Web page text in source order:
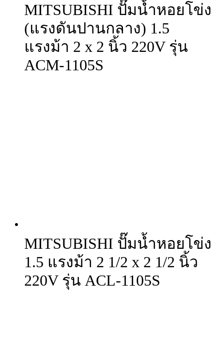
MITSUBISHI ปั๊มน้ำหอยโข่ง
(แรงดันปานกลาง) 1.5
แรงม้า 2 x 2 นิ้ว 220V รุ่น
ACM-1105S
MITSUBISHI ปั๊มน้ำหอยโข่ง
1.5 แรงม้า 2 1/2 x 2 1/2 นิ้ว
220V รุ่น ACL-1105S